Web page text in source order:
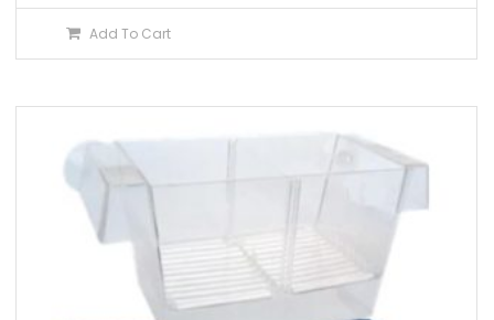
Add To Cart